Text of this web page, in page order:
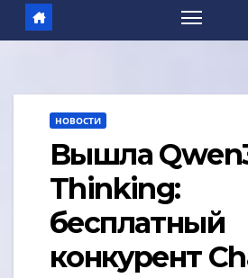
НОВОСТИ
Вышла
Thinking:
бесплатный
конкурент